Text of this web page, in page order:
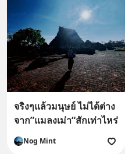
จริงๆแล้วมนุษย์ ไม่ได้ต่าง
จาก”แมลงเม่า“สักเท่าไหร่
Nog Mint